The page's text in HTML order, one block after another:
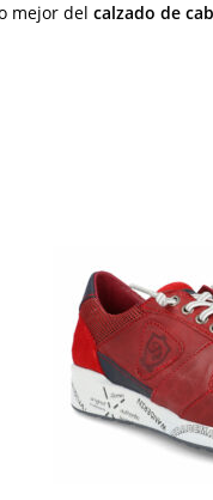
mejor del calzado de